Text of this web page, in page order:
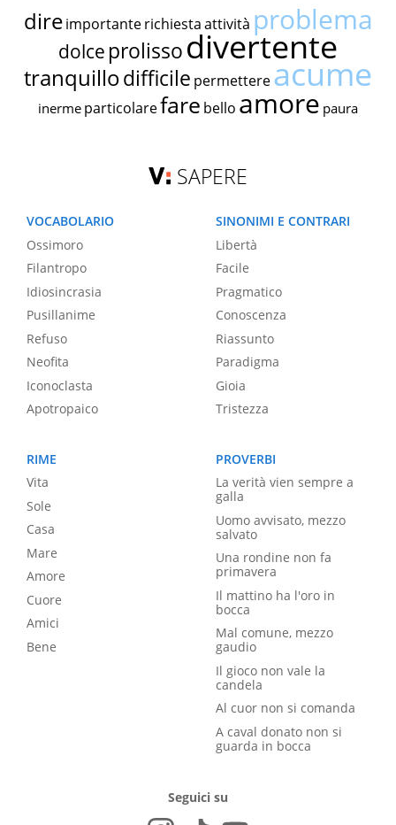
dire importante richiestaattività problema
dolce prolissodivertente
tranquillodifficile permettereacume
inerme particolarefare bello amore paura
SAPERE
VOCABOLARIO
Ossimoro
Filantropo
Idiosincrasia
Pusillanime
Refuso
Neofita
Iconoclasta
Apotropaico
SINONIMI E CONTRARI
Libertà
Facile
Pragmatico
Conoscenza
Riassunto
Paradigma
Gioia
Tristezza
RIME
Vita
Sole
Casa
Mare
Amore
Cuore
Amici
Bene
PROVERBI
La verità vien sempre a
galla
Uomo avvisato, mezzo
salvato
Una rondine non fa
primavera
Il mattino ha l'oro in
bocca
Mal comune, mezzo
gaudio
Il gioco non vale la
candela
Al cuor non si comanda
A caval donato non si
guarda in bocca
Seguici su